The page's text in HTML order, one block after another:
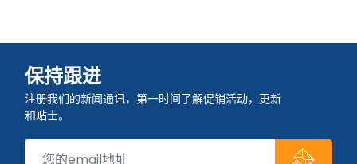
保持跟进
注册我们的新闻通讯，第一时间了解促销活动，更新
和贴士。